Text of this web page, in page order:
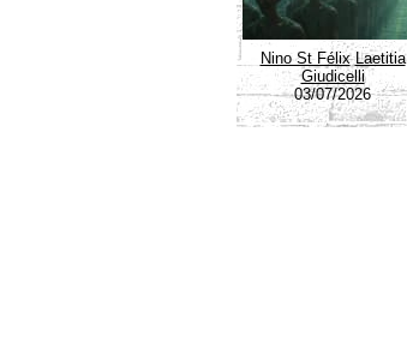
Nino St Félix Laetitia
Giudicelli
03/07/2026